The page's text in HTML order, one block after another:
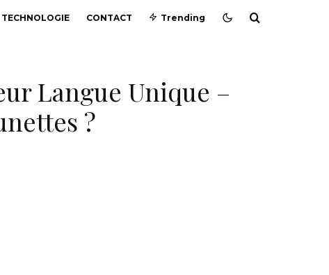
TECHNOLOGIE CONTACT Trending
Langue Unique –
?